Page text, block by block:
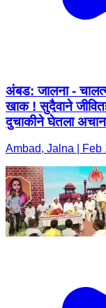
अंबड: जालना -
खाक ! सुदैवाने
दुचाकीने घेतला
Ambad, Jalna | Feb